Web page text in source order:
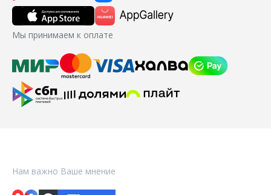
Мы принимаем к оплате
Нам важно Ваше мнение